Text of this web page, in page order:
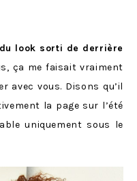
look sorti de derrière
ça me faisait vraiment
avec vous. Disons qu’il
la page sur l’été
uniquement sous le